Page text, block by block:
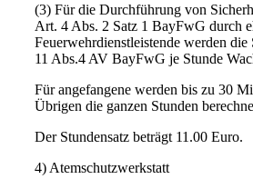
(3) Für die Durchführung von
Art. 4 Abs. 2 Satz 1 BayFwG durch
Feuerwehrdienstleistende werden die
11 Abs.4 AV BayFwG je Stunde
Für angefangene werden bis zu 30
Übrigen die ganzen Stunden
Der Stundensatz beträgt 11.00 Euro.
4) Atemschutzwerkstatt